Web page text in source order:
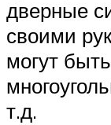
дверные
своими
могут
т.д.